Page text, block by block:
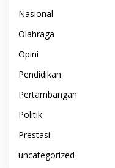
Nasional
Olahraga
Opini
Pendidikan
Pertambangan
Politik
Prestasi
uncategorized